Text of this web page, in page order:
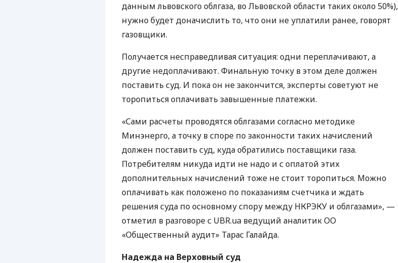
данным львовского облгаза, во Львовской области таких около 50%),
нужно будет доначислить то, что они не уплатили ранее, говорят
газовщики.
Получается несправедливая ситуация: одни переплачивают, а
другие недоплачивают. Финальную точку в этом деле должен
поставить суд. И пока он не закончится, эксперты советуют не
торопиться оплачивать завышенные платежки.
«Сами расчеты проводятся облгазами согласно методике
Минэнерго, а точку в споре по законности таких начислений
должен поставить суд, куда обратились поставщики газа.
Потребителям никуда идти не надо и с оплатой этих
дополнительных начислений тоже не стоит торопиться. Можно
оплачивать как положено по показаниям счетчика и ждать
решения суда по основному спору между НКРЭКУ и облгазами», —
отметил в разговоре с UBR.ua ведущий аналитик ОО
«Общественный аудит» Тарас Галайда.
Надежда на Верховный суд